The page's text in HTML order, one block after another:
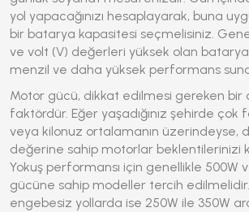
yol yapacağınızı hesaplayarak, buna
bir batarya kapasitesi seçmelisiniz.
ve volt (V) değerleri yüksek olan
menzil ve daha yüksek performans
Motor gücü, dikkat edilmesi gereken bir
faktördür. Eğer yaşadığınız şehirde çok
veya kilonuz ortalamanın üzerindeyse,
değerine sahip motorlar beklentilerinizi
Yokuş performansı için genellikle 500W
gücüne sahip modeller tercih
engebesiz yollarda ise 250W ile 350W